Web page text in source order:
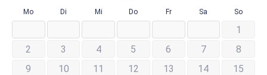
Mo Di Mi Do Fr Sa So
1
2
3 4 5 6 7
8
9
10 11 12 13 14
15